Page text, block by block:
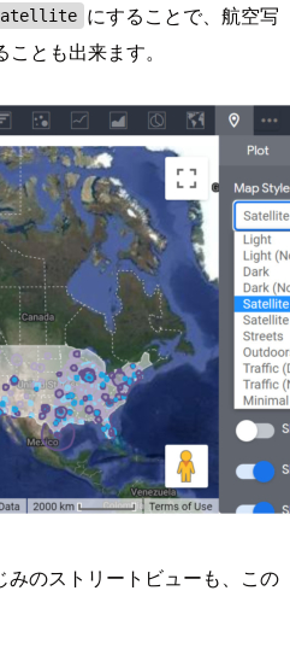
にすることで、航空写
とも出来ます。
のストリートビューも、この